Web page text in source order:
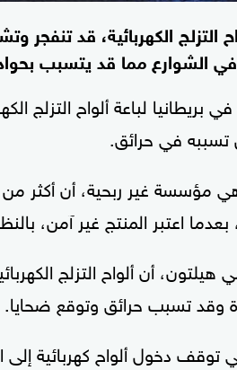
الكهربائية، قد تنفجر
الشوارع مما قد يتسبب
بريطانيا لباعة ألواح التزلج
تسببه في حرائق.
اعتبر المنتج غير آمن،
أن ألواح التزلج
وقد تسبب حرائق وتوقع ضحايا.
دخول ألواح كهربائية إلى